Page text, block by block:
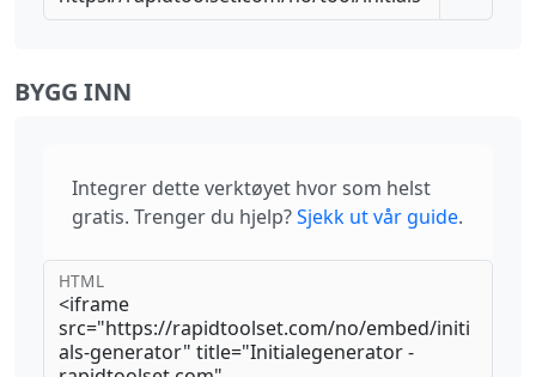
BYGG INN
Integrer dette verktøyet hvor som helst
gratis. Trenger du hjelp?Sjekk ut vår guide.
HTML